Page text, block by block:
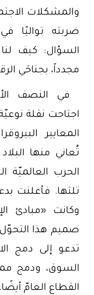
والمشكلات
ضربته تواليًا
السؤال: كيف
مجدداً، بجناحَي
في النصف
اجتاحت نقلة
المعايير
تُعاني منها
الحرب العالميّة
تلتها. فأعلنت
وكانت «مبادئ
صميم هذا
تدعو إلى دمج
السوق، ودمج
القطاع العامّ أيضًا.